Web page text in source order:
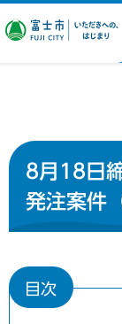
富士市 いただ
8月18日
発注案件
目次